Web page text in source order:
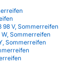
98 V, Sommerreifen
W, Sommerreifen
Sommerreifen